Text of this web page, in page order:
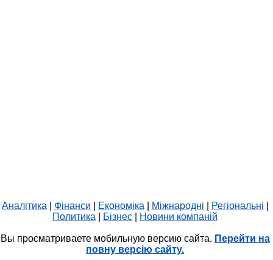
Аналітика Фінанси Економіка Міжнародні Регіональні
Политика
Бізнес Новини компаній
Вы просматриваете мобильную версию сайта. Перейти на
повну версію сайту.